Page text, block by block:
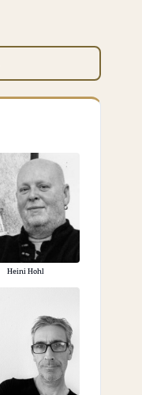
Heini Hohl